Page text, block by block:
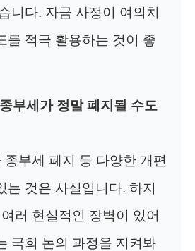
니다. 자금 사정이 여의치
를 적극 활용하는 것이 좋
부세가 정말 폐지될 수도
부세 폐지 등 다양한 개편
는 것은 사실입니다. 하지
러 현실적인 장벽이 있어
국회 논의 과정을 지켜봐